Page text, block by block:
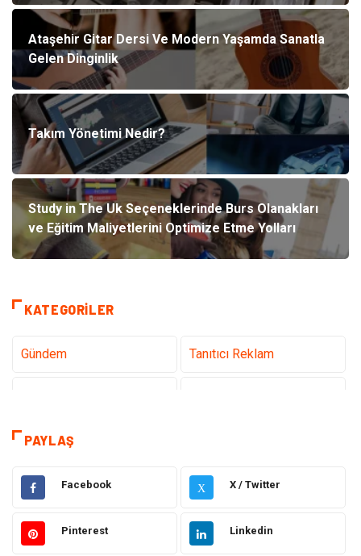
Ataşehir Gitar Dersi Ve Modern Yaşamda Sanatla
Gelen Dinginlik
Takım Yönetimi Nedir?
Study in The Uk Seçeneklerinde Burs Olanakları
ve Eğitim Maliyetlerini Optimize Etme Yolları
KATEGORILER
Gündem Tanıtıcı Reklam
Dekorasyon
Eğitim Hukuk
Ulaşım ve Taşımacılık Yapı İnşaat
PAYLAŞ
Facebook X X / Twitter
Pinterest Linkedin